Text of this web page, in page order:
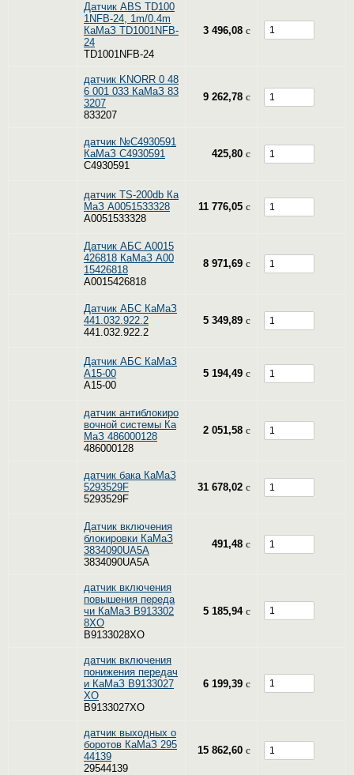
Датчик ABS TD100
1NFB-24, 1m/0.4m
КаМаЗ TD1001NFB-
24
TD1001NFB-24
3 496,08 c
датчик KNORR 0 48
6 001 033 КаМаЗ 83
3207
833207
9 262,78 c
датчик №С4930591
КаМаЗ C4930591
C4930591
425,80 c
датчик TS-200db Ка
МаЗ A0051533328
A0051533328
11 776,05 c
Датчик АБС A0015
426818 КаМаЗ A00
15426818
A0015426818
8 971,69 c
Датчик АБС КаМаЗ
441.032.922.2
441.032.922.2
5 349,89 c
Датчик АБС КаМаЗ
A15-00
A15-00
5 194,49 c
датчик антиблокиро
вочной системы Ка
МаЗ 486000128
486000128
2 051,58 c
датчик бака КаМаЗ
5293529F
5293529F
31 678,02 c
Датчик включения
блокировки КаМаЗ
3834090UA5A
3834090UA5A
491,48 c
датчик включения
повышения переда
чи КаМаЗ B913302
8XO
B9133028XO
5 185,94 c
датчик включения
понижения передач
и КаМаЗ B9133027
XO
B9133027XO
6 199,39 c
датчик выходных о
боротов КаМаЗ 295
44139
29544139
15 862,60 c